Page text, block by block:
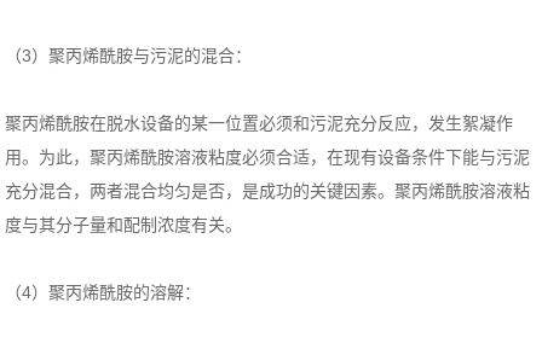
（3）聚丙烯酰胺与污泥的混合：
聚丙烯酰胺在脱水设备的某一位置必须和污泥充分反应，发生絮凝作
用。为此，聚丙烯酰胺溶液粘度必须合适，在现有设备条件下能与污泥
充分混合，两者混合均匀是否，是成功的关键因素。聚丙烯酰胺溶液粘
度与其分子量和配制浓度有关。
（4）聚丙烯酰胺的溶解：